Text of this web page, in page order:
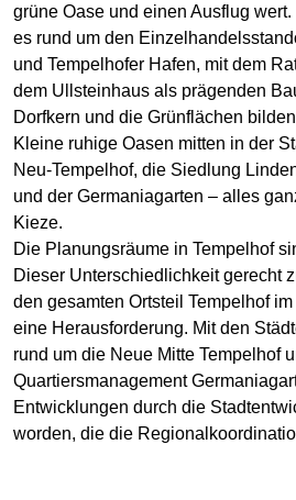
grüne Oase und einen Ausflug
es rund um den
und Tempelhofer Hafen, mit dem
dem Ullsteinhaus als prägenden
Dorfkern und die Grünflächen
Kleine ruhige Oasen mitten in der
Neu-Tempelhof, die Siedlung
und der Germaniagarten – alles
Kieze.
Die Planungsräume in Tempelhof
Dieser Unterschiedlichkeit gerecht
den gesamten Ortsteil Tempelhof
eine Herausforderung. Mit den
rund um die Neue Mitte Tempelhof
Quartiersmanagement
Entwicklungen durch die
worden, die die